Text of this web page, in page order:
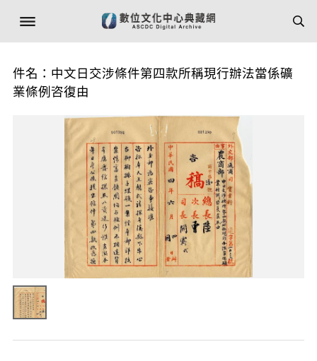
件名：中文日交涉條件第四款所稱現行辦法當係礦
業條例咨復由